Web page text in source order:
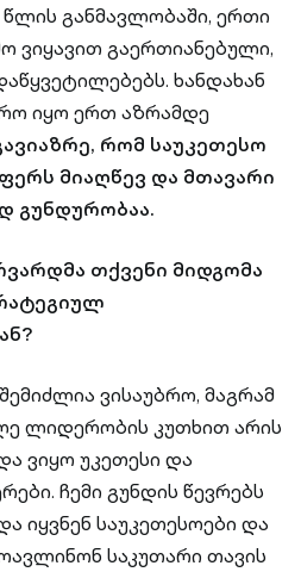
წლის განმავლობაში, ერთი
ვიყავით გაერთიანებული,
ხანდახან
იყო ერთ აზრამდე
რომ საუკეთესო
მიაღწევ და მთავარი
გუნდურობაა.
თქვენი მიდგომა
ვისაუბრო, მაგრამ
ლიდერობის კუთხით არის
ვიყო უკეთესი და
ჩემი გუნდის წევრებს
იყვნენ საუკეთესოები და
საკუთარი თავის